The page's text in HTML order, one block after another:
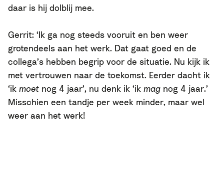
daar is hij dolblij mee.
Gerrit: ‘Ik ga nog steeds vooruit en ben weer
grotendeels aan het werk. Dat gaat goed en de
collega’s hebben begrip voor de situatie. Nu kijk ik
met vertrouwen naar de toekomst. Eerder dacht ik
‘ik moet nog 4 jaar’, nu denk ik ‘ik mag nog 4 jaar.’
Misschien een tandje per week minder, maar wel
weer aan het werk!